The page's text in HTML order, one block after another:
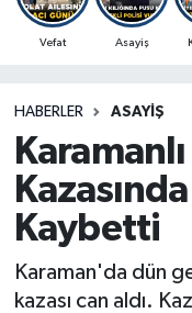
Vefat Asayiş
HABERLER ASAYIŞ
Kaybetti
Karaman'da dün
kazası can aldı.
Spor Haberleri
Ulusal Haberler
Vefat Edenler